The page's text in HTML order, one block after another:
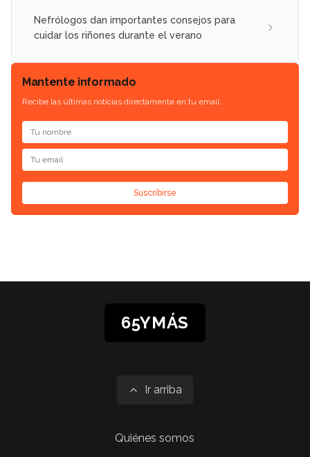
Nefrólogos dan importantes consejos para
cuidar los riñones durante el verano
Mantente informado
Recibe las últimas noticias directamente en tu email.
Suscribirse
65YMÁS
Ir arriba
Quiénes somos